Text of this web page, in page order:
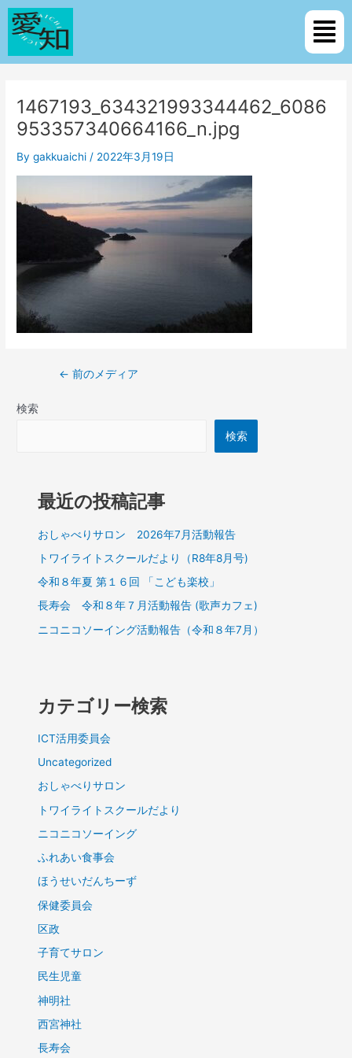
内
ス
メ
ニ
ュ
ー
1467193_634321993344462_6086
953357340664166_n.jpg
Bygakkuaichi / 2022年3月19日
Post
navigation
← 前のメディア
検索
検索
最近の投稿記事
おしゃべりサロン 2026年7月活動報告
トワイライトスクールだより（R8年8月号)
令和８年夏 第１６回 「こども楽校」
長寿会 令和８年７月活動報告 (歌声カフェ)
ニコニコソーイング活動報告（令和８年7月）
カテゴリー検索
ICT活用委員会
Uncategorized
おしゃべりサロン
トワイライトスクールだより
ニコニコソーイング
ふれあい食事会
ほうせいだんちーず
保健委員会
区政
子育てサロン
民生児童
神明社
西宮神社
長寿会